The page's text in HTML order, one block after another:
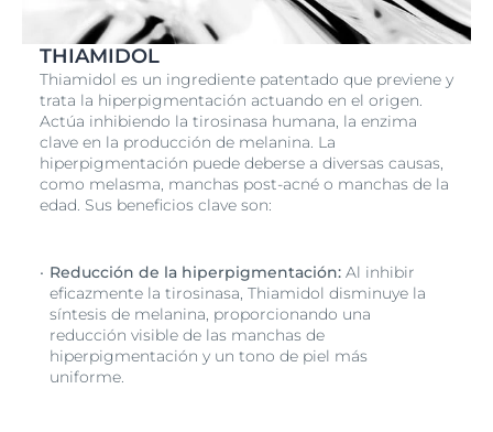
THIAMIDOL
Thiamidol es un ingrediente patentado que previene y
trata la hiperpigmentación actuando en el origen.
Actúa inhibiendo la tirosinasa humana, la enzima
clave en la producción de melanina. La
hiperpigmentación puede deberse a diversas causas,
como melasma, manchas post-acné o manchas de la
edad. Sus beneficios clave son:
Reducción de la hiperpigmentación: Al inhibir
eficazmente la tirosinasa, Thiamidol disminuye la
síntesis de melanina, proporcionando una
reducción visible de las manchas de
hiperpigmentación y un tono de piel más
uniforme.